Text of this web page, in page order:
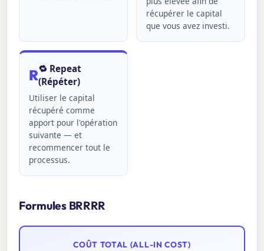
récupérer le capital
que vous avez investi.
R🔁 Repeat
(Répéter)
Utiliser le capital
récupéré comme
apport pour l'opération
suivante — et
recommencer tout le
processus.
Formules BRRRR
COÛT TOTAL (ALL-IN COST)